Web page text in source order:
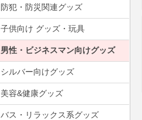
防犯・防災関連グッズ
子供向け グッズ・玩具
男性・ビジネスマン向けグッズ
シルバー向けグッズ
美容&健康グッズ
バス・リラックス系グッズ